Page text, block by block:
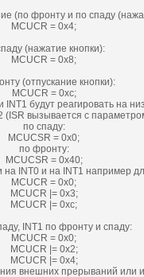
(по фронту и по спаду
MCUCR = 0x4;
(нажатие кнопки):
MCUCR = 0x8;
(отпускание кнопки):
MCUCR = 0xс;
INT1 будут реагировать на
(ISR вызывается с
по спаду:
MCUCSR = 0x0;
по фронту:
MCUCSR = 0x40;
INT0 и на INT1 например
MCUCR = 0x0;
MCUCR |= 0x3;
MCUCR |= 0xc;
INT1 по фронту и спаду:
MCUCR = 0x0;
MCUCR |= 0x2;
MCUCR |= 0x4;
внешних прерываний или